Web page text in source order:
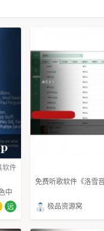
软件
中
远
免费听歌软件《洛雪
极品资源窝